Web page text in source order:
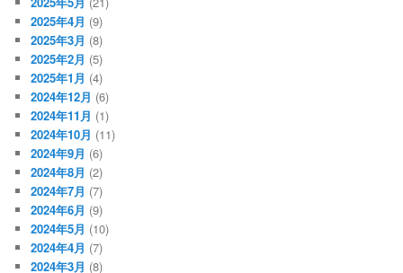
2025年4月 (9)
2025年3月 (8)
2025年2月 (5)
2025年1月 (4)
2024年12月 (6)
2024年11月 (1)
2024年10月 (11)
2024年9月 (6)
2024年8月 (2)
2024年7月 (7)
2024年6月 (9)
2024年5月 (10)
2024年4月 (7)
2024年3月 (8)